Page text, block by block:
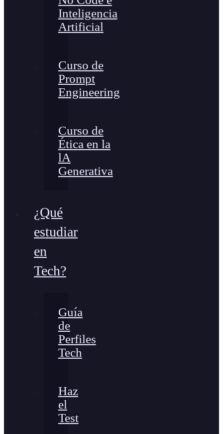
Inteligencia
Artificial
Curso de
Prompt
Engineering
Curso de
Ética en la
lA
Generativa
¿Qué
estudiar
en
Tech?
Guía
de
Perfiles
Tech
Haz
el
Test